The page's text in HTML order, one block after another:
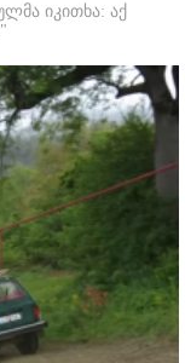
იკითხა: აქ